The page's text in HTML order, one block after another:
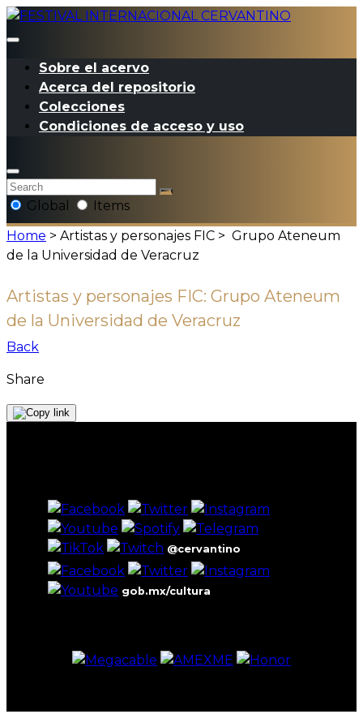
Sobre el acervo
Acerca del repositorio
Colecciones
Condiciones de acceso y uso
Global
Items
Home > Artistas y personajes FIC > Grupo Ateneum
de la Universidad de Veracruz
Artistas y personajes FIC: Grupo Ateneum
de la Universidad de Veracruz
Back
Share
@cervantino
gob.mx/cultura